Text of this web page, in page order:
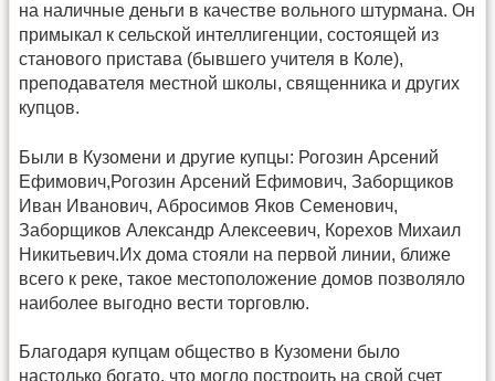
на наличные деньги в качестве вольного штурмана. Он
примыкал к сельской интеллигенции, состоящей из
станового пристава (бывшего учителя в Коле),
преподавателя местной школы, священника и других
купцов.
Были в Кузомени и другие купцы: Рогозин Арсений
Ефимович,Рогозин Арсений Ефимович, Заборщиков
Иван Иванович, Абросимов Яков Семенович,
Заборщиков Александр Алексеевич, Корехов Михаил
Никитьевич.Их дома стояли на первой линии, ближе
всего к реке, такое местоположение домов позволяло
наиболее выгодно вести торговлю.
Благодаря купцам общество в Кузомени было
настолько богато, что могло построить на свой счет